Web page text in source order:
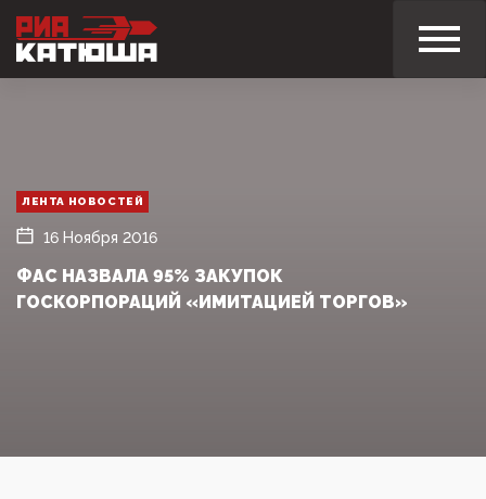
ЛЕНТА НОВОСТЕЙ
16 Ноября 2016
ФАС НАЗВАЛА 95% ЗАКУПОК
ГОСКОРПОРАЦИЙ «ИМИТАЦИЕЙ ТОРГОВ»